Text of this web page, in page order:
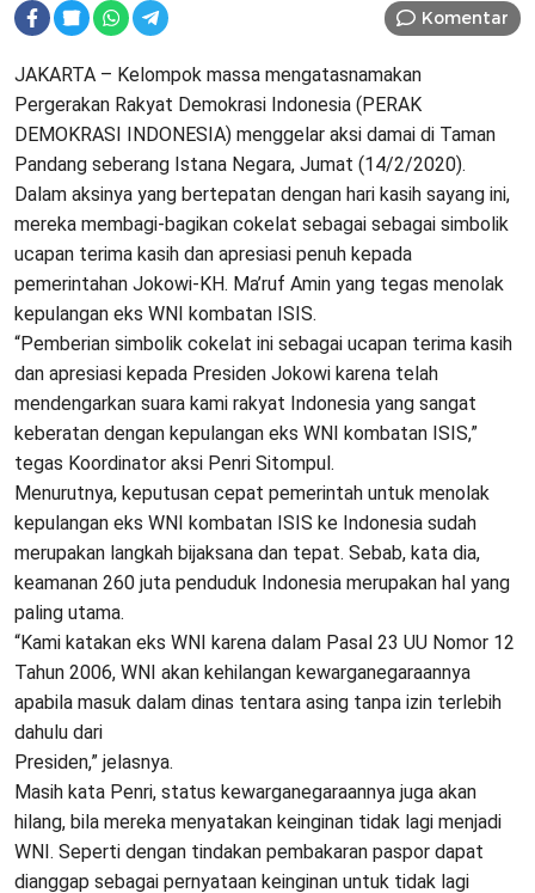
Komentar
JAKARTA – Kelompok massa mengatasnamakan
Pergerakan Rakyat Demokrasi Indonesia (PERAK
DEMOKRASI INDONESIA) menggelar aksi damai di Taman
Pandang seberang Istana Negara, Jumat (14/2/2020).
Dalam aksinya yang bertepatan dengan hari kasih sayang ini,
mereka membagi-bagikan cokelat sebagai sebagai simbolik
ucapan terima kasih dan apresiasi penuh kepada
pemerintahan Jokowi-KH. Ma’ruf Amin yang tegas menolak
kepulangan eks WNI kombatan ISIS.
“Pemberian simbolik cokelat ini sebagai ucapan terima kasih
dan apresiasi kepada Presiden Jokowi karena telah
mendengarkan suara kami rakyat Indonesia yang sangat
keberatan dengan kepulangan eks WNI kombatan ISIS,”
tegas Koordinator aksi Penri Sitompul.
Menurutnya, keputusan cepat pemerintah untuk menolak
kepulangan eks WNI kombatan ISIS ke Indonesia sudah
merupakan langkah bijaksana dan tepat. Sebab, kata dia,
keamanan 260 juta penduduk Indonesia merupakan hal yang
paling utama.
“Kami katakan eks WNI karena dalam Pasal 23 UU Nomor 12
Tahun 2006, WNI akan kehilangan kewarganegaraannya
apabila masuk dalam dinas tentara asing tanpa izin terlebih
dahulu dari
Presiden,” jelasnya.
Masih kata Penri, status kewarganegaraannya juga akan
hilang, bila mereka menyatakan keinginan tidak lagi menjadi
WNI. Seperti dengan tindakan pembakaran paspor dapat
dianggap sebagai pernyataan keinginan untuk tidak lagi